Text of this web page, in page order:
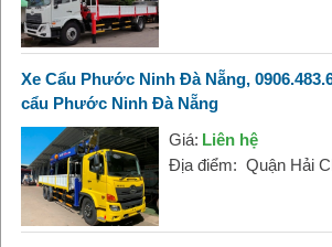
Xe Cẩu Phước Ninh Đà Nẵng,
cẩu Phước Ninh Đà Nẵng
Giá: Liên hệ
Địa điểm: Quận Hải